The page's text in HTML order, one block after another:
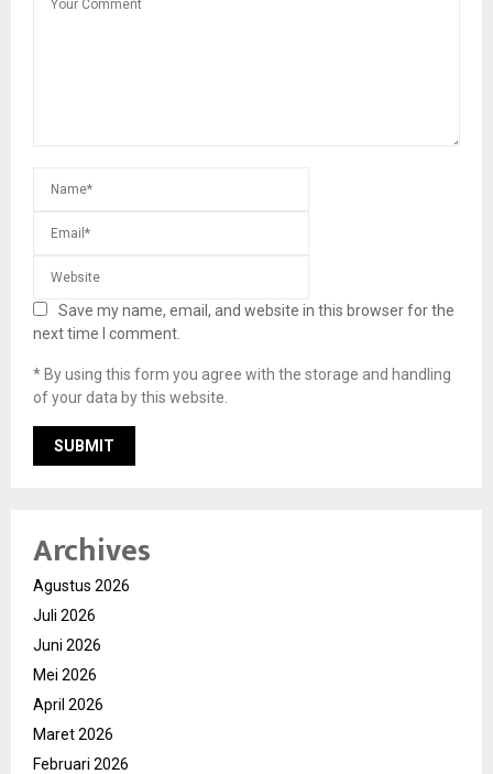
Save my name, email, and website in this browser for the
next time I comment.
* By using this form you agree with the storage and handling
of your data by this website.
Archives
Agustus 2026
Juli 2026
Juni 2026
Mei 2026
April 2026
Maret 2026
Februari 2026